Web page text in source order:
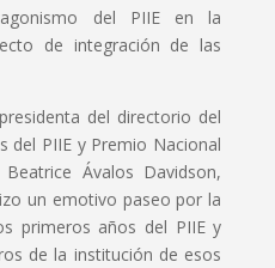
del PIIE en la
de integración de las
del directorio del
del PIIE y Premio Nacional
Ávalos Davidson,
un emotivo paseo por la
primeros años del PIIE y
de la institución de esos